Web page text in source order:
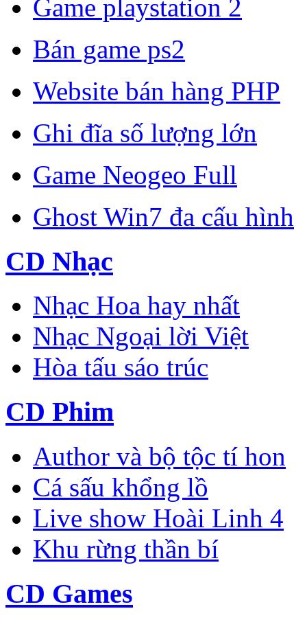
Game playstation 2
Bán game ps2
Website bán hàng PHP
Ghi đĩa số lượng lớn
Game Neogeo Full
Ghost Win7 đa cấu hình
CD Nhạc
Nhạc Hoa hay nhất
Nhạc Ngoại lời Việt
Hòa tấu sáo trúc
CD Phim
Author và bộ tộc tí hon
Cá sấu khổng lồ
Live show Hoài Linh 4
Khu rừng thần bí
CD Games